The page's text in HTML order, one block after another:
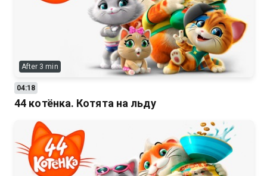
After 3 min
04:18
44 котёнка. Котята на льду